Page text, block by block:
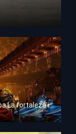
Guardianes de la noche: Kimetsu no Yaiba La fortaleza infinita